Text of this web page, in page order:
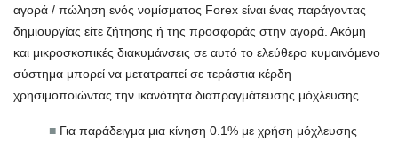
αγορά / πώληση ενός νομίσματος Forex είναι ένας παράγοντας
δημιουργίας είτε ζήτησης ή της προσφοράς στην αγορά. Ακόμη
και μικροσκοπικές διακυμάνσεις σε αυτό το ελεύθερο κυμαινόμενο
σύστημα μπορεί να μετατραπεί σε τεράστια κέρδη
χρησιμοποιώντας την ικανότητα διαπραγμάτευσης μόχλευσης.
■ Για παράδειγμα μια κίνηση 0.1% με χρήση μόχλευσης